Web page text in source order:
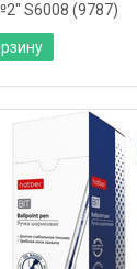
S6008 (9787)